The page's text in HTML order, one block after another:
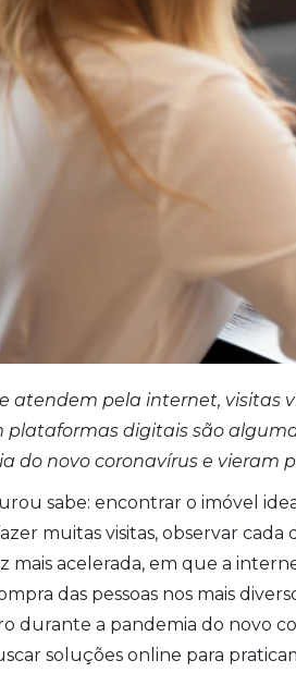
atendem pela internet, visitas
plataformas digitais são
do novo coronavírus e vieram
sabe: encontrar o imóvel
muitas visitas, observar
mais acelerada, em que a
das pessoas nos mais
durante a pandemia do novo
soluções online para